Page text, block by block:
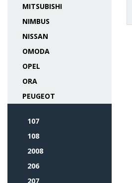
MITSUBISHI
NIMBUS
NISSAN
OMODA
OPEL
ORA
PEUGEOT
107
108
2008
206
207